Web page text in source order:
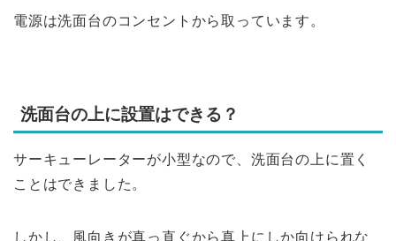
電源は洗面台のコンセントから取っています。
洗面台の上に設置はできる？
サーキューレーターが小型なので、洗面台の上に置く
ことはできました。
しかし、風向きが真っ直ぐから真上にしか向けられな